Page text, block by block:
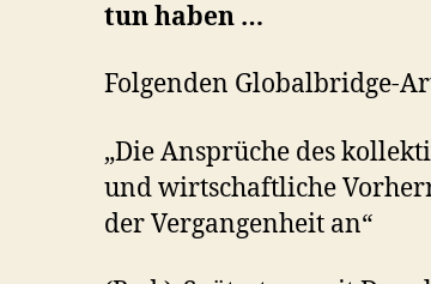
tun haben …
Folgenden Globalbridge-
„Die Ansprüche des
und wirtschaftliche
der Vergangenheit an“